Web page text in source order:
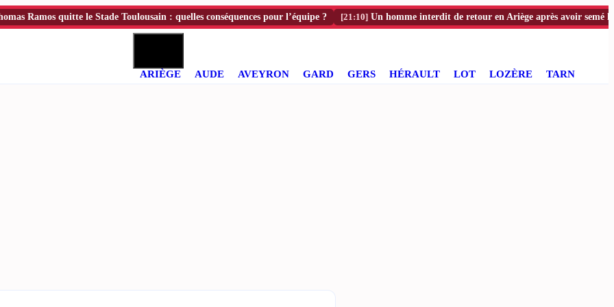
quitte le Stade Toulousain : quelles conséquences pour l’équipe ? [21:10] Un homme interdit de retour en Ariège après avoir semé la police
ARIÈGE AUDE AVEYRON GARD GERS HÉRAULT LOT LOZÈRE TARN